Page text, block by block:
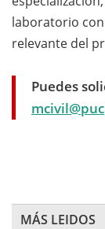
laboratorio
relevante del
Puedes
MÁS LEIDOS